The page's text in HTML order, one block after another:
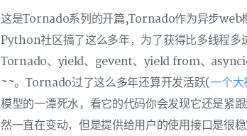
这是Tornado系列的开篇,Tornado作为异步web
Python社区搞了这么多年，为了获得比多线程多
Tornado、yield、gevent、yield from、
~~。Tornado过了这么多年还算开发活跃(一个大
模型的一潭死水，看它的代码你会发现它还是紧
然一直在变动，但是提供给用户的使用接口是很